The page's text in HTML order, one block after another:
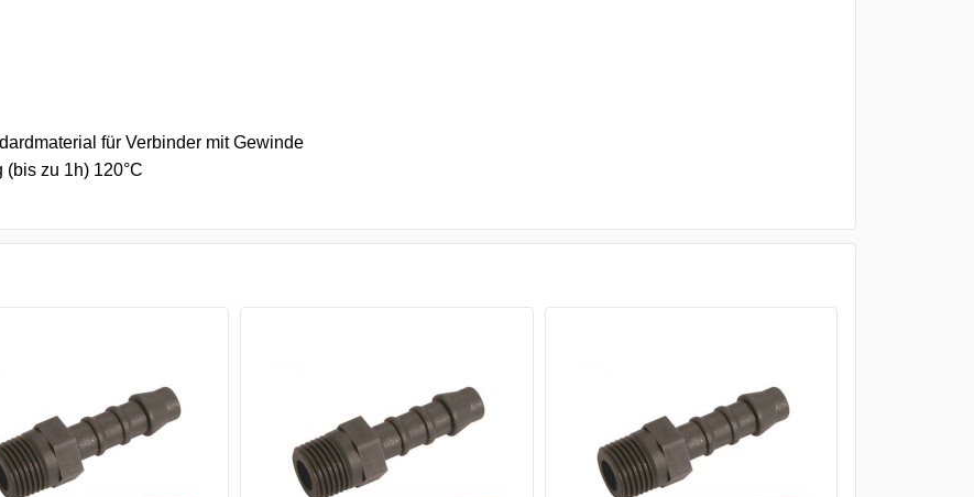
für Verbinder mit Gewinde
(bis zu 1h) 120°C